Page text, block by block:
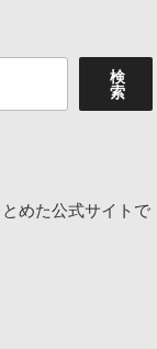
検
索
めた公式サイトで